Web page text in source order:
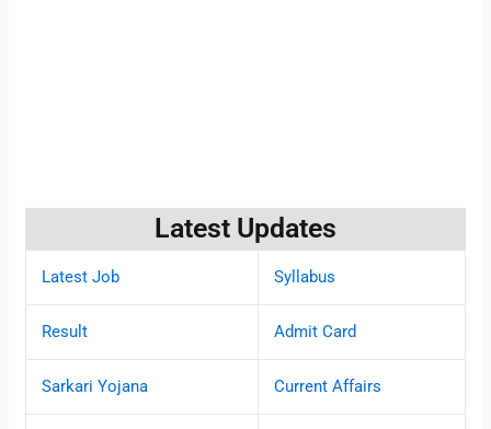
Latest Updates
Latest Job Syllabus
Result Admit Card
Sarkari Yojana Current Affairs